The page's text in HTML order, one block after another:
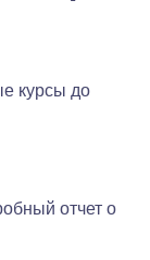
курсы до
отчет о